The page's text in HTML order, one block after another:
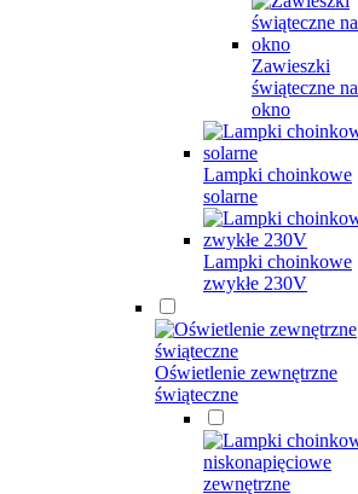
Zawieszki
świąteczne na
okno
Lampki choinkowe
solarne
Lampki choinkowe
zwykłe 230V
Oświetlenie zewnętrzne
świąteczne